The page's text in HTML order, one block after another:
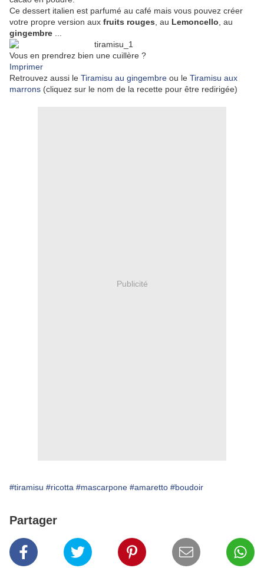
Ce dessert italien est parfumé au café mais vous pouvez créer
votre propre version aux fruits rouges , au Lemoncello , au
gingembre
Vous en prendrez bien une cuillère ?
Imprimer
Retrouvez aussi le Tiramisu au gingembre ou le Tiramisu aux
marrons (cliquez sur le nom de la recette pour être redirigée)
Publicité
#tiramisu #ricotta #mascarpone #amaretto #boudoir
Partager